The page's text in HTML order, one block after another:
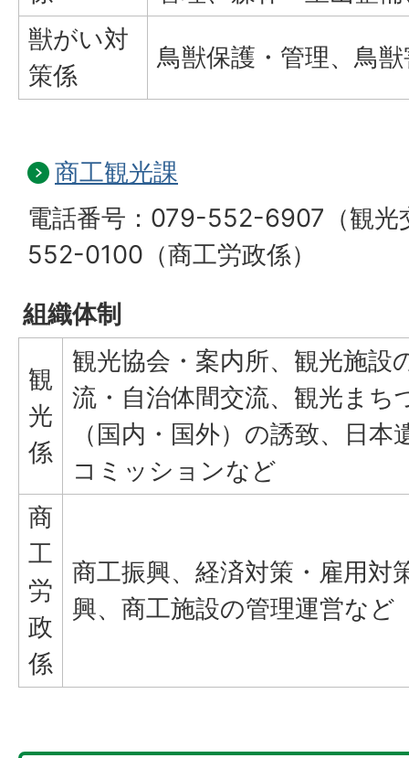
獣がい対
策係
鳥獣保護・管理、鳥
商工観光課
電話番号：079-552-6907（観光
552-0100（商工労政係）
組織体制
観
光
係
観光協会・案内所、観光施設
流・自治体間交流、観光まち
（国内・国外）の誘致、日
コミッションなど
商
工
労
政
係
商工振興、経済対策・雇用対
興、商工施設の管理運営など